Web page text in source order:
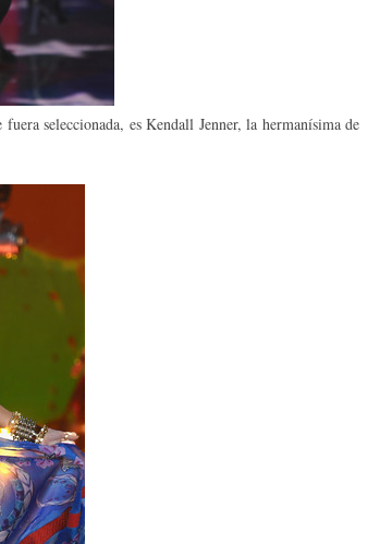
seleccionada, es Kendall Jenner, la hermanísima de